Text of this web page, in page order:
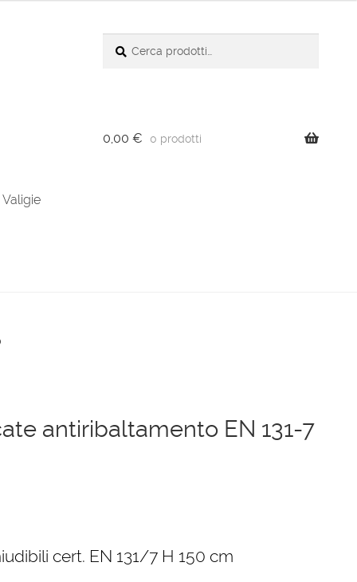
Valigie
0,00 € 0 prodotti
antiribaltamento EN 131-7
cert. EN 131/7 H 150 cm